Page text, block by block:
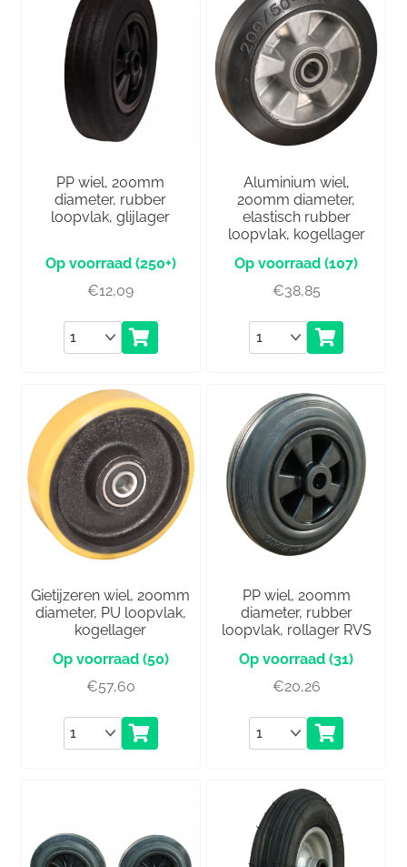
PP wiel, 200mm
diameter, rubber
loopvlak, glijlager
(250+)
€12,09
Aantal
Aluminium wiel,
200mm diameter,
elastisch rubber
loopvlak, kogellager
(107)
€38,85
Aantal
Gietijzeren wiel, 200mm
diameter, PU loopvlak,
kogellager
(50)
€57,60
Aantal
PP wiel, 200mm
diameter, rubber
loopvlak, rollager RVS
(31)
€20,26
Aantal